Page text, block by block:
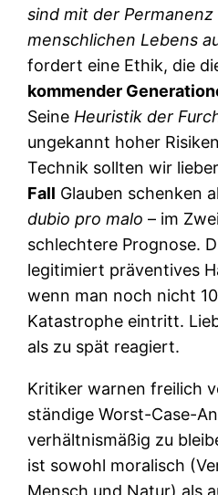
sind mit der
menschlichen Lebens
fordert eine Ethik, die
kommender
Seine Heuristik der
ungekannt hoher
Technik sollten wir
Fall Glauben schenken
dubio pro malo – im
schlechtere Prognose.
legitimiert präventives
wenn man noch nicht
Katastrophe eintritt.
als zu spät reagiert.
Kritiker warnen freilich
ständige Worst-Case-
verhältnismäßig zu
ist sowohl moralisch
Mensch und Natur) als